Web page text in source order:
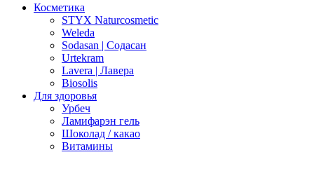
Косметика
STYX Naturcosmetic
Weleda
Sodasan | Содасан
Urtekram
Lavera | Лавера
Biosolis
Для здоровья
Урбеч
Ламифарэн гель
Шоколад / какао
Витамины